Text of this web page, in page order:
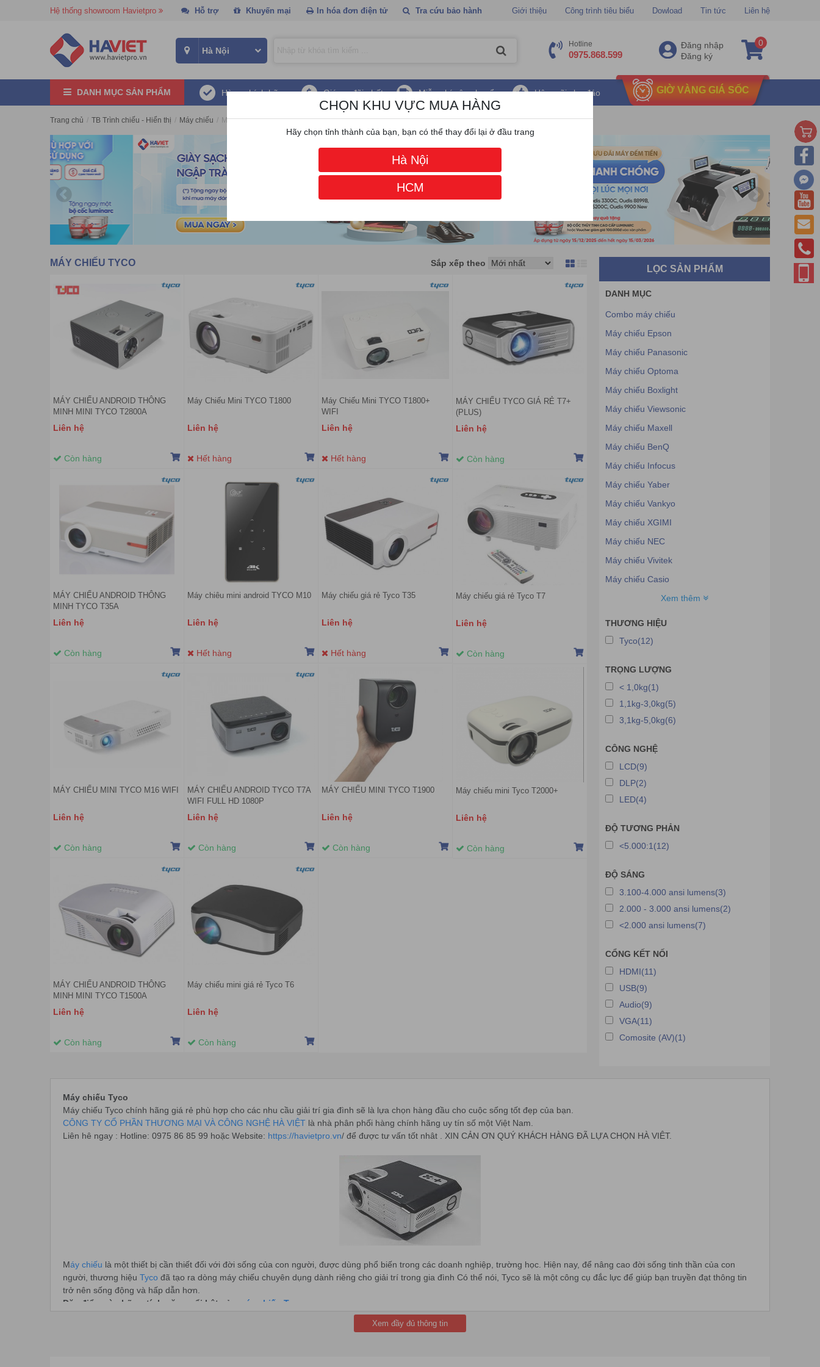
Hệ thống showroom Havietpro Hỗ trợ Khuyến mại In hóa đơn điện tử Tra cứu bảo hành Giới thiệu Công trình tiêu biểu Dowload Tin tức Liên hệ
Hotline
0975.868.599
Đăng nhập
Đăng ký
0
DANH MỤC SẢN PHẨM Hàng chính hãng Giá ưu đãi nhất Miễn phí vận chuyển Hậu mãi chu đáo GIỜ VÀNG GIÁ SỐC
Trang chủ / TB Trình chiếu - Hiển thị / Máy chiếu / Máy chiếu Tyco
MÁY CHIẾU TYCO Sắp xếp theo
MÁY CHIẾU ANDROID THÔNG
MINH MINI TYCO T2800A
Liên hệ
Còn hàng
Máy Chiếu Mini TYCO T1800
Liên hệ
Hết hàng
Máy Chiếu Mini TYCO T1800+
WIFI
Liên hệ
Hết hàng
MÁY CHIẾU TYCO GIÁ RẺ T7+
(PLUS)
Liên hệ
Còn hàng
MÁY CHIẾU ANDROID THÔNG
MINH TYCO T35A
Liên hệ
Còn hàng
Máy chiêu mini android TYCO M10
Liên hệ
Hết hàng
Máy chiếu giá rẻ Tyco T35
Liên hệ
Hết hàng
Máy chiếu giá rẻ Tyco T7
Liên hệ
Còn hàng
MÁY CHIẾU MINI TYCO M16 WIFI
Liên hệ
Còn hàng
MÁY CHIẾU ANDROID TYCO T7A
WIFI FULL HD 1080P
Liên hệ
Còn hàng
MÁY CHIẾU MINI TYCO T1900
Liên hệ
Còn hàng
Máy chiếu mini Tyco T2000+
Liên hệ
Còn hàng
MÁY CHIẾU ANDROID THÔNG
MINH MINI TYCO T1500A
Liên hệ
Còn hàng
Máy chiếu mini giá rẻ Tyco T6
Liên hệ
Còn hàng
LỌC SẢN PHẨM
DANH MỤC
Combo máy chiếu
Máy chiếu Epson
Máy chiếu Panasonic
Máy chiếu Optoma
Máy chiếu Boxlight
Máy chiếu Viewsonic
Máy chiếu Maxell
Máy chiếu BenQ
Máy chiếu Infocus
Máy chiếu Yaber
Máy chiếu Vankyo
Máy chiếu XGIMI
Máy chiếu NEC
Máy chiếu Vivitek
Máy chiếu Casio
Máy chiếu SMX
Máy chiếu Acer
Máy chiếu Tyco
Máy chiếu Unic
Máy chiếu Xiaomi
Máy chiếu Android
Máy chiếu Cube
Máy chiếu H-pec
Máy chiếu Barco
Máy chiếu 3M
Máy chiếu Hitachi
Máy chiếu Sony
Máy chiếu LG
Máy chiếu Asus
Máy chiếu cũ
Máy chiếu Samsung
Máy chiếu Wanbo
Máy chiếu Vimgo
Xem thêm
THƯƠNG HIỆU
Tyco(12)
TRỌNG LƯỢNG
< 1,0kg(1)
1,1kg-3,0kg(5)
3,1kg-5,0kg(6)
CÔNG NGHỆ
LCD(9)
DLP(2)
LED(4)
ĐỘ TƯƠNG PHẢN
<5.000:1(12)
ĐỘ SÁNG
3.100-4.000 ansi lumens(3)
2.000 - 3.000 ansi lumens(2)
<2.000 ansi lumens(7)
CỔNG KẾT NỐI
HDMI(11)
USB(9)
Audio(9)
VGA(11)
Comosite (AV)(1)
Máy chiếu Tyco
Máy chiếu Tyco chính hãng giá rẻ phù hợp cho các nhu cầu giải trí gia đình sẽ là lựa chọn hàng đầu cho cuộc sống tốt đẹp của bạn.
CÔNG TY CỔ PHẦN THƯƠNG MẠI VÀ CÔNG NGHỆ HÀ VIỆT là nhà phân phối hàng chính hãng uy tín số một Việt Nam.
Liên hê ngay : Hotline: 0975 86 85 99 hoặc Website: https://havietpro.vn/ để được tư vấn tốt nhât . XIN CẢN ƠN QUÝ KHÁCH HÀNG ĐÃ LỰA CHỌN HÀ VIÊT.
Máy chiếu là một thiết bị cần thiết đối với đời sống của con người, được dùng phổ biến trong các doanh nghiệp, trường học. Hiện nay, để nâng cao đời sống tinh thần của con
người, thương hiệu Tyco đã tạo ra dòng máy chiếu chuyên dụng dành riêng cho giải trí trong gia đình Có thể nói, Tyco sẽ là một công cụ đắc lực để giúp bạn truyền đạt thông tin
trở nên sống động và hấp dẫn hơn.
Đặc điểm và những tính năng nổi bật của
máy chiếu Tyco
Xem đầy đủ thông tin
CHỌN KHU VỰC MUA HÀNG
Hãy chọn tỉnh thành của bạn, bạn có thể thay đổi lại ở đầu trang
Hà Nội
HCM